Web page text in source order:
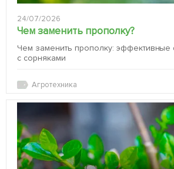
24/07/2026
Чем заменить прополку?
Чем заменить прополку:
с сорняками
Агротехника